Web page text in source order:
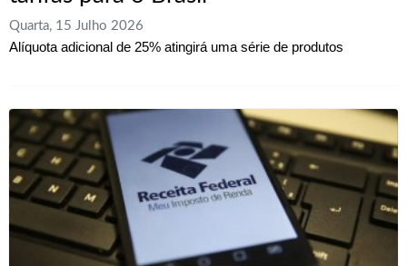
Quarta, 15 Julho 2026
Alíquota adicional de 25% atingirá uma série de produtos